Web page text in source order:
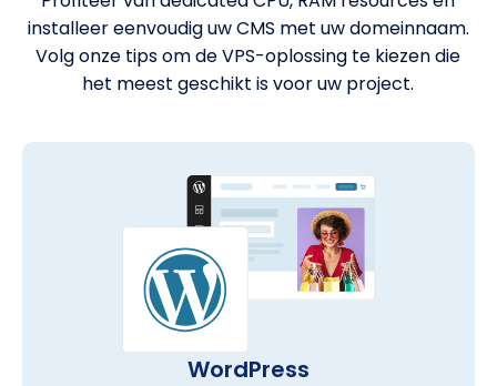
installeer eenvoudig uw CMS met uw domeinnaam.
Volg onze tips om de VPS-oplossing te kiezen die
het meest geschikt is voor uw project.
WordPress